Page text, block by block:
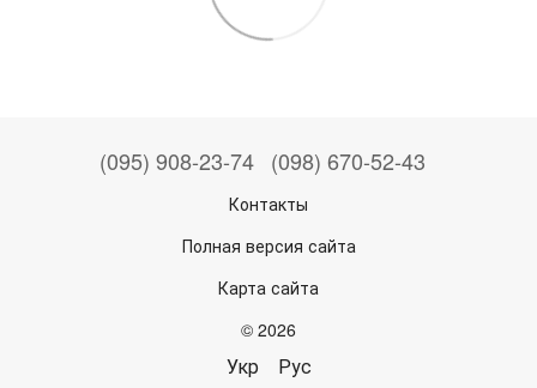
(095) 908-23-74 (098) 670-52-43
Контакты
Полная версия сайта
Карта сайта
© 2026
Укр Рус